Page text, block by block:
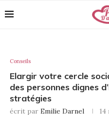
Conseils
Elargir votre cercle
des personnes dignes
stratégies
écrit par Emilie Darnel 14